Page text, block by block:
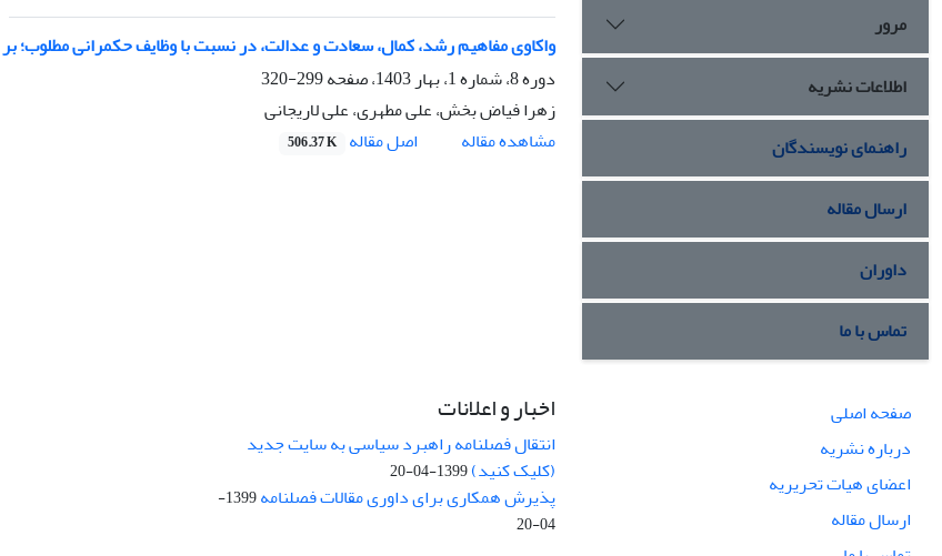
واکاوی مفاهیم رشد، کمال، سعادت و عدالت، در نسبت با وظایف حکمرانی مطلوب؛
دوره 8، شماره 1، بهار 1403، صفحه
299-320
زهرا فیاض بخش، علی مطهری، علی لاریجانی
مشاهده مقاله
اصل مقاله 506.37 K
مرور
اطلاعات نشریه
راهنمای نویسندگان
ارسال مقاله
داوران
تماس با ما
صفحه اصلی
درباره نشریه
اعضای هیات تحریریه
ارسال مقاله
اخبار و اعلانات
انتقال فصلنامه راهبرد سیاسی به سایت جدید
(کلیک کنید)1399-04-20
پذیرش همکاری برای داوری مقالات فصلنامه
1399-
04-20